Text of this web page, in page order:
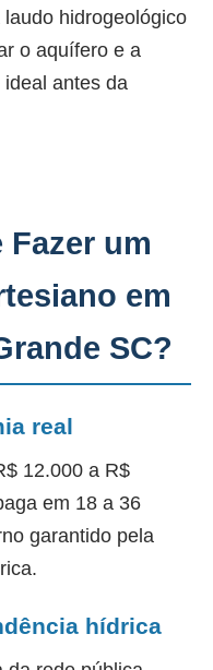
laudo hidrogeológico
o aquífero e a
antes da
Fazer um
em
SC?
real
12.000 a R$
em 18 a 36
garantido pela
hídrica